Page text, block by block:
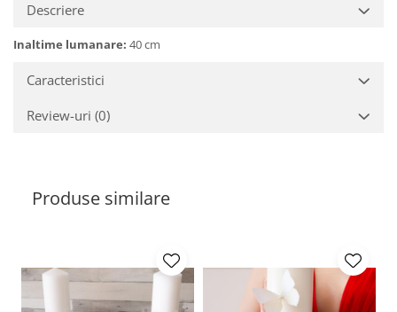
Descriere
Inaltime lumanare: 40 cm
Caracteristici
Review-uri (0)
Produse similare